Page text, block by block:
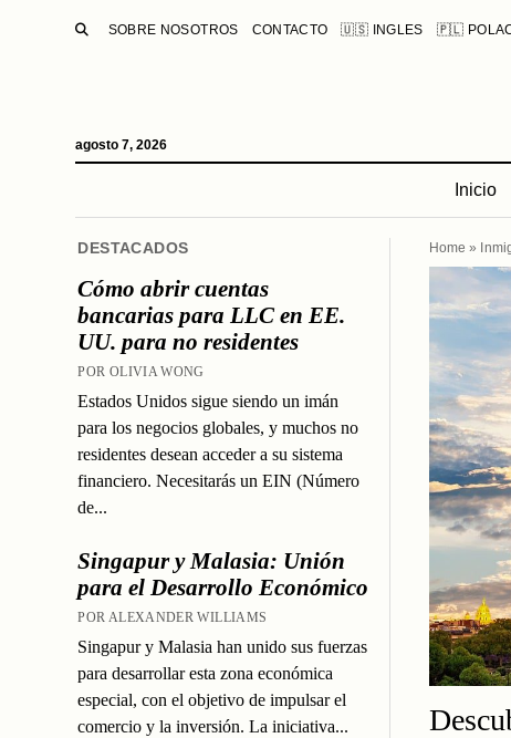
BUSCAR
SOBRE NOSOTROS CONTACTO 🇺🇸 INGLES 🇵🇱
agosto 7, 2026
Inicio
DESTACADOS
Cómo abrir cuentas
bancarias para LLC en EE.
UU. para no residentes
POR OLIVIA WONG
Estados Unidos sigue siendo un imán
para los negocios globales, y muchos no
residentes desean acceder a su sistema
financiero. Necesitarás un EIN (Número
de...
Singapur y Malasia: Unión
para el Desarrollo Económico
POR ALEXANDER WILLIAMS
Singapur y Malasia han unido sus fuerzas
para desarrollar esta zona económica
especial, con el objetivo de impulsar el
comercio y la inversión. La iniciativa...
Home »